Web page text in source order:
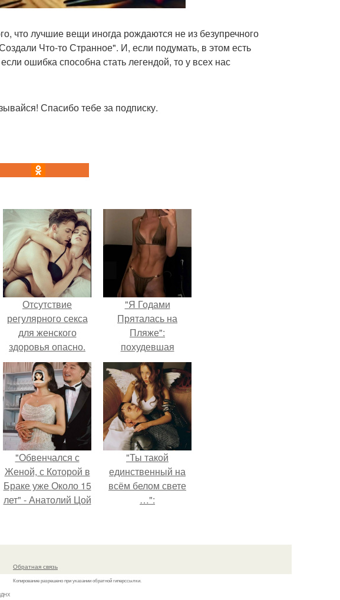
что лучшие вещи иногда рождаются не из безупречного
Что-то Странное". И, если подумать, в этом есть
ошибка способна стать легендой, то у всех нас
Спасибо тебе за подписку.
Отсутствие
регулярного секса
для женского
здоровья опасно.
"Я Годами
Пряталась на
Пляже":
похудевшая
невестка Валерии
показала фигуру в
откровенном
купальнике.
"Обвенчался с
Женой, с Которой в
Браке уже Около 15
лет" - Анатолий Цой
"тайной свадьбой".
"Ты такой
единственный на
всём белом свете
…":
Обратная связь
Копирование разрешено при указании обратной гиперссылки.